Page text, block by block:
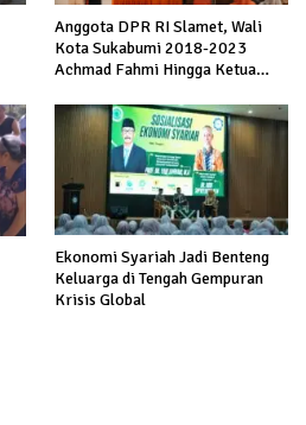
Anggota DPR RI Slamet, Wali
Kota Sukabumi 2018-2023
Achmad Fahmi Hingga Ketua
Mesin Politik di TOP PKS
Sukabumi
Ekonomi Syariah Jadi Benteng
Keluarga di Tengah Gempuran
Krisis Global